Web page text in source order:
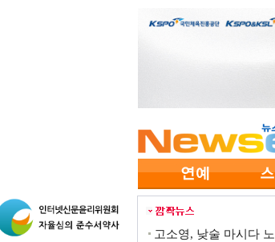
고소영, 낮술 마시다